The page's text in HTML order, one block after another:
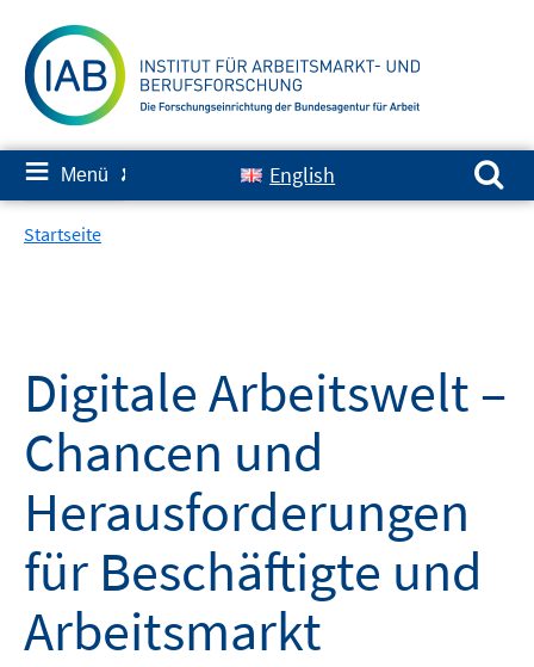
zum
Inhalt
≡ Menü ✘ English
Suchen nach:
Startseite
Digitale Arbeitswelt –
Chancen und
Herausforderungen
für Beschäftigte und
Arbeitsmarkt